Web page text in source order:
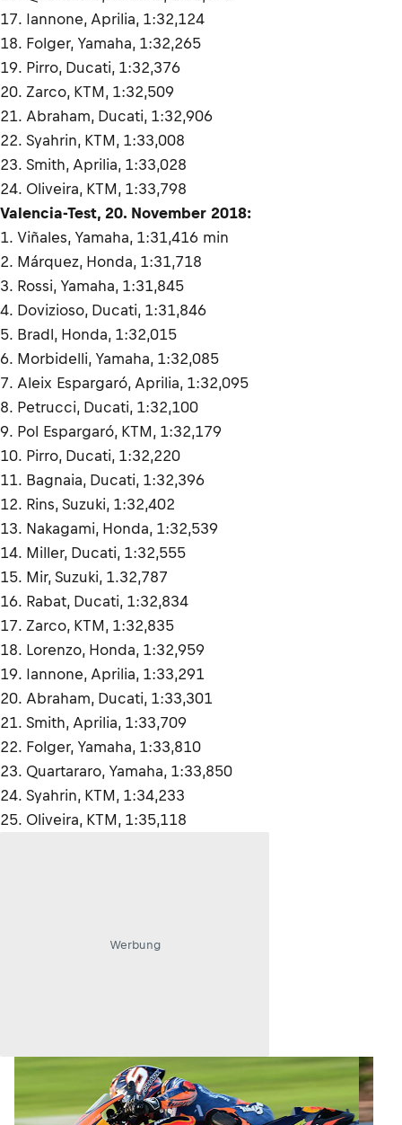
17. Iannone, Aprilia, 1:32,124
18. Folger, Yamaha, 1:32,265
19. Pirro, Ducati, 1:32,376
20. Zarco, KTM, 1:32,509
21. Abraham, Ducati, 1:32,906
22. Syahrin, KTM, 1:33,008
23. Smith, Aprilia, 1:33,028
24. Oliveira, KTM, 1:33,798
Valencia-Test, 20. November 2018:
1. Viñales, Yamaha, 1:31,416 min
2. Márquez, Honda, 1:31,718
3. Rossi, Yamaha, 1:31,845
4. Dovizioso, Ducati, 1:31,846
5. Bradl, Honda, 1:32,015
6. Morbidelli, Yamaha, 1:32,085
7. Aleix Espargaró, Aprilia, 1:32,095
8. Petrucci, Ducati, 1:32,100
9. Pol Espargaró, KTM, 1:32,179
10. Pirro, Ducati, 1:32,220
11. Bagnaia, Ducati, 1:32,396
12. Rins, Suzuki, 1:32,402
13. Nakagami, Honda, 1:32,539
14. Miller, Ducati, 1:32,555
15. Mir, Suzuki, 1.32,787
16. Rabat, Ducati, 1:32,834
17. Zarco, KTM, 1:32,835
18. Lorenzo, Honda, 1:32,959
19. Iannone, Aprilia, 1:33,291
20. Abraham, Ducati, 1:33,301
21. Smith, Aprilia, 1:33,709
22. Folger, Yamaha, 1:33,810
23. Quartararo, Yamaha, 1:33,850
24. Syahrin, KTM, 1:34,233
25. Oliveira, KTM, 1:35,118
Werbung